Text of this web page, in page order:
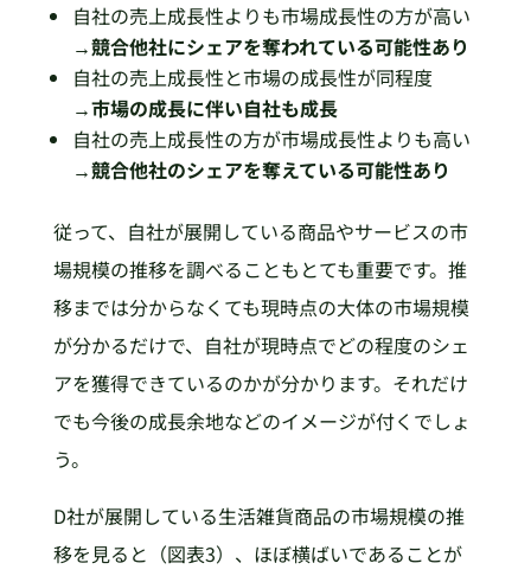
自社の売上成長性よりも市場成長性の方が高い
→競合他社にシェアを奪われている可能性あり
自社の売上成長性と市場の成長性が同程度
→市場の成長に伴い自社も成長
自社の売上成長性の方が市場成長性よりも高い
→競合他社のシェアを奪えている可能性あり
従って、自社が展開している商品やサービスの市
場規模の推移を調べることもとても重要です。推
移までは分からなくても現時点の大体の市場規模
が分かるだけで、自社が現時点でどの程度のシェ
アを獲得できているのかが分かります。それだけ
でも今後の成長余地などのイメージが付くでしょ
う。
D社が展開している生活雑貨商品の市場規模の推
移を見ると（図表3）、ほぼ横ばいであることが